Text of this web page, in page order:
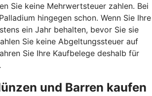
Sie keine Mehrwertsteuer zahlen. Bei
hingegen schon. Wenn Sie Ihre
ein Jahr behalten, bevor Sie sie
Sie keine Abgeltungssteuer auf
Sie Ihre Kaufbelege deshalb für
und Barren kaufen